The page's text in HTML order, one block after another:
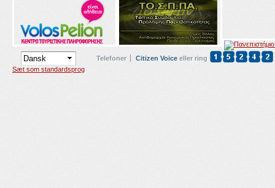
Sæt som standardsprog
Telefoner Citizen Voice eller ring